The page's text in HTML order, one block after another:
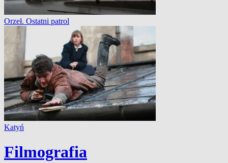
Orzeł. Ostatni patrol
Katyń
Filmografia